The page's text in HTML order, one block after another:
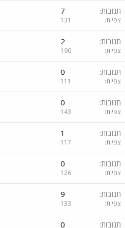
תגובות 7
צפיות 131
תגובות 2
צפיות 190
תגובות 0
צפיות 111
תגובות 0
צפיות 143
תגובות 1
צפיות 117
תגובות 0
צפיות 126
תגובות 9
צפיות 133
תגובות 0